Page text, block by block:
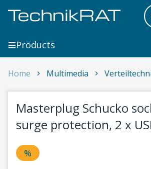
Products
Home Multimedia
Masterplug Schucko socket with
Masterplug Schucko
surge protection, 2 x
%
1